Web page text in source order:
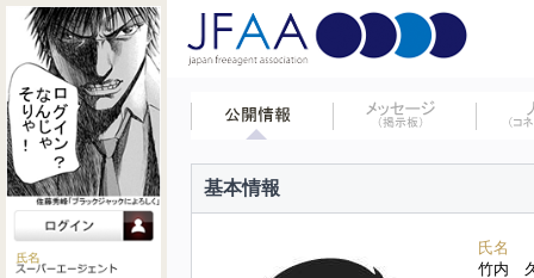
基本情報
氏名
竹内